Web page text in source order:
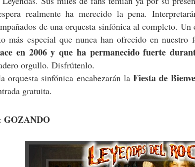
realmente ha merecido la pena.
de una orquesta sinfónica al completo.
más especial que nunca han ofrecido en nuestro
en 2006 y que ha permanecido fuerte
orgullo. Disfrútenlo.
orquesta sinfónica encabezarán la Fiesta de
gratuita.
GOZANDO